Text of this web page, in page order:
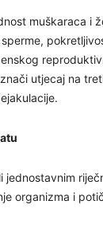
muškaraca i
znači utjecaj na
jednostavnim
organizma i